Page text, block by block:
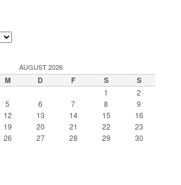
AUGUST 2026
M D F S S
1
2
5 6 7 8
9
12 13 14 15
16
19 20 21 22
23
26 27 28 29
30